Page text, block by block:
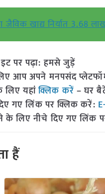
खाद्य निर्यात 3.68
पर पढ़ा: हमसे जुड़ें
आप अपने मनपसंद
यहांक्लिक करें – घर
गए लिंक पर क्लिक करें:
के लिए नीचे दिए गए लिंक
हैं